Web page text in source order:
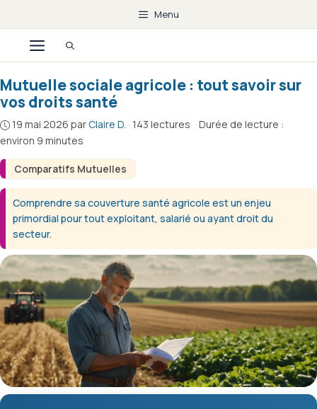
au
contenu
Menu
Menu
Comparatifs Mutuelles
Mutuelle sociale agricole : tout savoir sur
vos droits santé
19 mai 2026 par Claire D. · 143 lectures · Durée de lecture :
environ 9 minutes
Comprendre sa couverture santé agricole est un enjeu
primordial pour tout exploitant, salarié ou ayant droit du
secteur.